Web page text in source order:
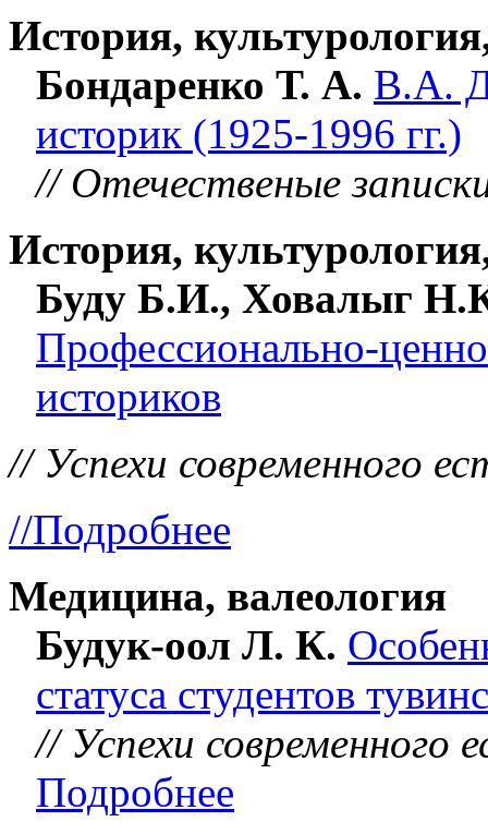
История,
Бондаренко Т. А. В.А.
историк (1925-1996 гг.)
// Отечественые
История,
Буду Б.И., Ховалыг
Профессионально-
историков
// Успехи современного
//Подробнее
Медицина, валеология
Будук-оол Л. К.
статуса студентов
// Успехи современного
Подробнее